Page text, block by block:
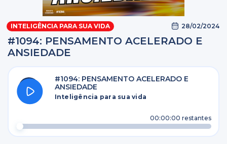
INTELIGÊNCIA PARA SUA VIDA 28/02/2024
#1094: PENSAMENTO ACELERADO E
ANSIEDADE
#1094: PENSAMENTO ACELERADO E
ANSIEDADE
Inteligência para sua vida
00:00:00 restantes